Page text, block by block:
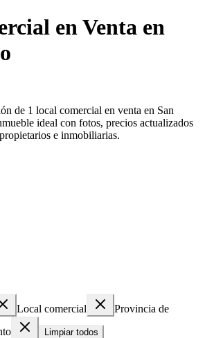
en Venta en
de 1 local comercial en venta en San
ideal con fotos, precios actualizados
e inmobiliarias.
Local comercial
Provincia de
Limpiar todos